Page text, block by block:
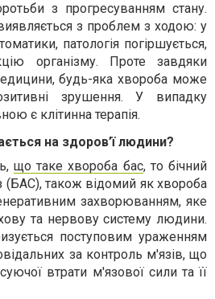
з прогресуванням стану.
з проблем з ходою: у
патологія погіршується,
організму. Проте завдяки
будь-яка хвороба може
зрушення. У випадку
є клітинна терапія.
на здоров’ї людини?
що таке хвороба бас, то бічний
(БАС), також відомий як хвороба
захворюванням, яке
та нервову систему людини.
поступовим ураженням
за контроль м'язів, що
втрати м'язової сили та її